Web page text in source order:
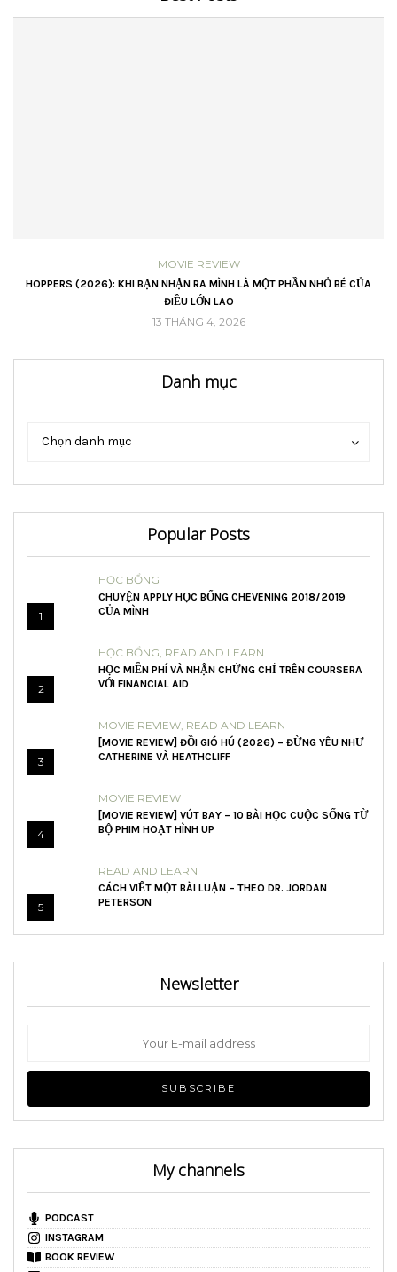
MOVIE REVIEW
HOPPERS (2026): KHI BẠN NHẬN RA MÌNH LÀ MỘT PHẦN NHỎ BÉ CỦA
ĐIỀU LỚN LAO
13 THÁNG 4, 2026
Danh mục
Chọn danh mục
Danh
Popular Posts
1
HỌC BỔNG
CHUYỆN APPLY HỌC BỔNG CHEVENING 2018/2019
CỦA MÌNH
2
HỌC BỔNG, READ AND LEARN
HỌC MIỄN PHÍ VÀ NHẬN CHỨNG CHỈ TRÊN COURSERA
VỚI FINANCIAL AID
3
MOVIE REVIEW, READ AND LEARN
[MOVIE REVIEW] ĐỒI GIÓ HÚ (2026) – ĐỪNG YÊU NHƯ
CATHERINE VÀ HEATHCLIFF
4
MOVIE REVIEW
[MOVIE REVIEW] VÚT BAY – 10 BÀI HỌC CUỘC SỐNG TỪ
BỘ PHIM HOẠT HÌNH UP
5
READ AND LEARN
CÁCH VIẾT MỘT BÀI LUẬN – THEO DR. JORDAN
PETERSON
Newsletter
My channels
PODCAST
INSTAGRAM
BOOK REVIEW